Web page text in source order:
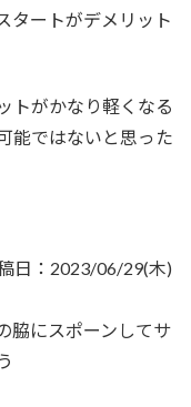
タートがデメリット
トがかなり軽くなる
能ではないと思った
日：2023/06/29(木)
脇にスポーンしてサ